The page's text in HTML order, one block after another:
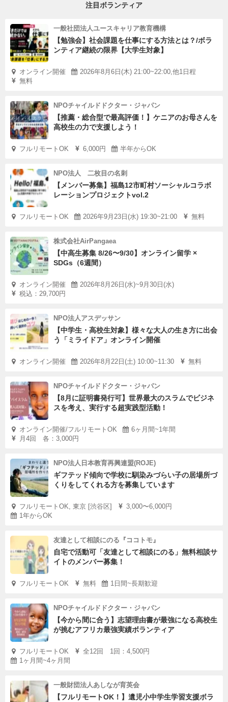
注目ボランティア
一般社団法人ユースキャリア教育機構
【勉強会】社会課題を仕事にする方法とは？/ボラ
ンティア継続の限界【大学生対象】
オンライン開催
2026年8月6日(木) 21:00~22:00,他1日程
無料
NPOチャイルドドクター・ジャパン
【推薦・総合型で最高評価！】ケニアのお母さんを
高校生の力で支援しよう！
フルリモートOK 6,000円 半年からOK
NPO法人 二枚目の名刺
【メンバー募集】福島12市町村ソーシャルコラボ
レーションプロジェクトvol.2
フルリモートOK 2026年9月23日(水) 19:30~21:00 無料
株式会社AirPangaea
【中高生募集 8/26〜9/30】オンライン留学 ×
SDGs（6週間）
オンライン開催
2026年8月26日(水)~9月30日(水)
税込：29,700円
NPO法人アスデッサン
【中学生・高校生対象】様々な大人の生き方に出会
う「ミライドア」オンライン開催
オンライン開催 2026年8月22日(土) 10:00~11:30 無料
NPOチャイルドドクター・ジャパン
【8月に証明書発行可】世界最大のスラムでビジネ
スを考え、実行する超実践型活動！
オンライン開催/フルリモートOK
6ヶ月間~1年間
月4回 各：3,000円
NPO法人日本教育再興連盟(ROJE)
ギフテッド傾向で学校に馴染みづらい子の居場所づ
くりをしてくれる方を募集しています
フルリモートOK, 東京 [渋谷区]
3,000〜6,000円
1年からOK
友達として相談にのる『ココトモ』
自宅で活動可「友達として相談にのる」無料相談サ
イトのメンバー募集！
フルリモートOK 無料 1日間~長期歓迎
NPOチャイルドドクター・ジャパン
【今から間に合う】志望理由書が最強になる高校生
が挑むアフリカ最強実績ボランティア
フルリモートOK
全12回 1回：4,500円
1ヶ月間~4ヶ月間
一般財団法人あしなが育英会
【フルリモートOK！】遺児小中学生学習支援ボラ